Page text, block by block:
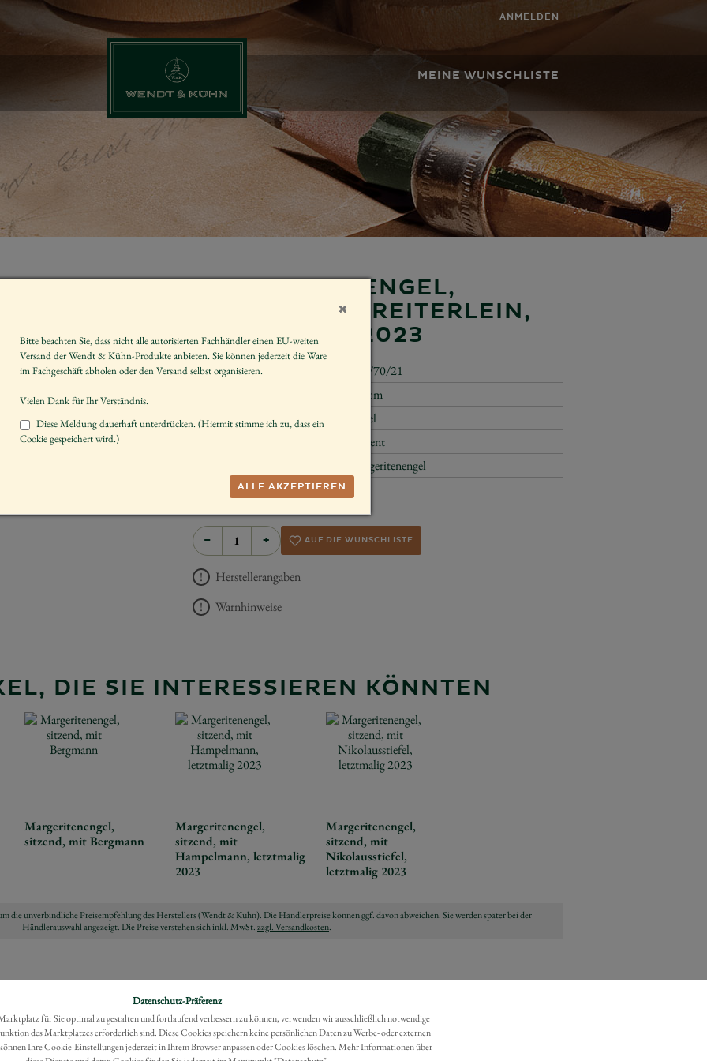
ANMELDEN
MEINE WUNSCHLISTE
MARGERITENENGEL,
SITZEND, MIT REITERLEIN,
LETZTMALIG 2023
Artikelnummer
634/70/21
4,5 cm
Geschlecht
Engel
Advent
Sammeln
Margeritenengel
UVP *50,40 €
− + AUF DIE WUNSCHLISTE
Herstellerangaben
Warnhinweise
DIE SIE INTERESSIEREN KÖNNTEN
Margeritenengel,
sitzend, mit Bergmann
Margeritenengel,
sitzend, mit
Hampelmann, letztmalig
2023
Margeritenengel,
sitzend, mit
Nikolausstiefel,
letztmalig 2023
die unverbindliche Preisempfehlung des Herstellers (Wendt & Kühn). Die Händlerpreise können ggf. davon abweichen. Sie werden später bei der
Händlerauswahl angezeigt. Die Preise verstehen sich inkl. MwSt.zzgl. Versandkosten.
Datenschutz-Präferenz
für Sie optimal zu gestalten und fortlaufend verbessern zu können, verwenden wir ausschließlich notwendige
des Marktplatzes erforderlich sind. Diese Cookies speichern keine persönlichen Daten zu Werbe- oder externen
Ihre Cookie-Einstellungen jederzeit in Ihrem Browser anpassen oder Cookies löschen. Mehr Informationen über
Bitte beachten Sie, dass nicht alle autorisierten Fachhändler einen EU-weiten
Versand der Wendt & Kühn-Produkte anbieten. Sie können jederzeit die Ware
im Fachgeschäft abholen oder den Versand selbst organisieren.
Vielen Dank für Ihr Verständnis.
Diese Meldung dauerhaft unterdrücken. (Hiermit stimme ich zu, dass ein
Cookie gespeichert wird.)
ALLE AKZEPTIEREN